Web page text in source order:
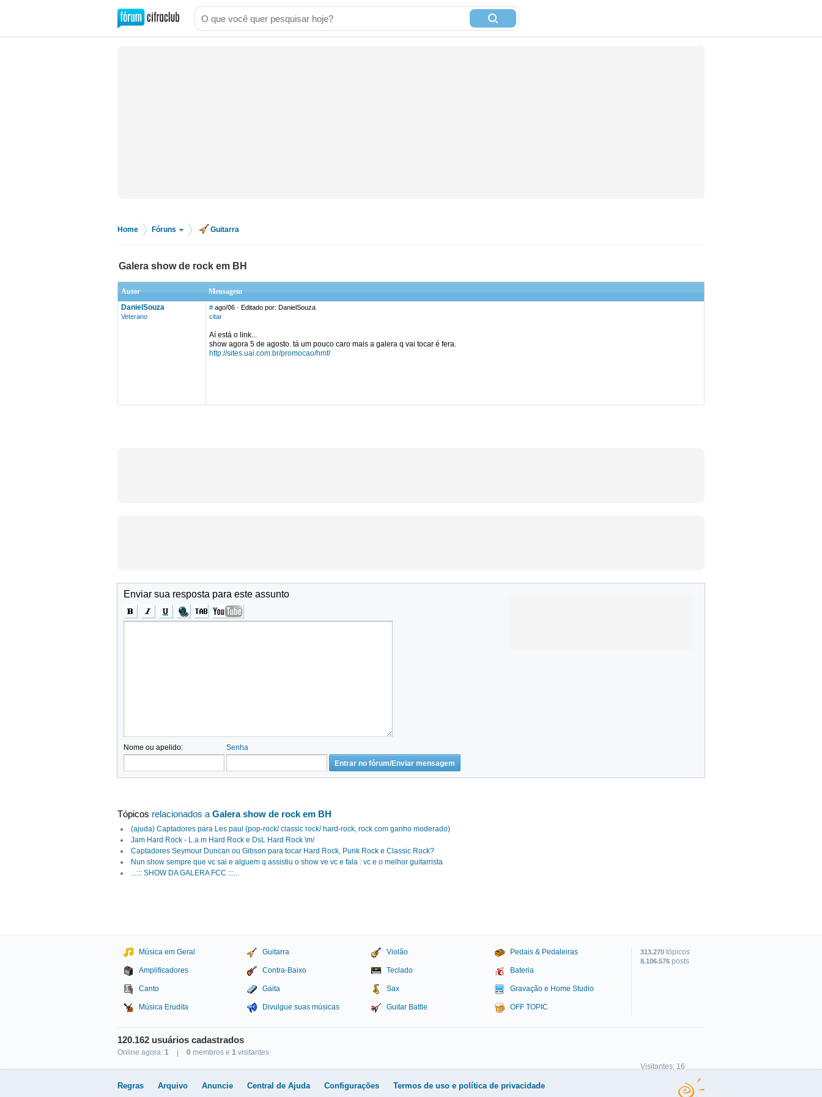
Home Fóruns Guitarra
Galera show de rock em BH
Autor
Mensagem
DanielSouza
Veterano
# ago/06 · Editado por: DanielSouza
citar
Aí está o link...
show agora 5 de agosto. tá um pouco caro mais a galera q vai tocar é fera.
http://sites.uai.com.br/promocao/hmf/
Enviar sua resposta para este assunto
Nome ou apelido: Senha
Tópicos relacionados a Galera show de rock em BH
(ajuda) Captadores para Les paul (pop-rock/ classic rock/ hard-rock, rock com ganho moderado)
Jam Hard Rock - L.a.m Hard Rock e DsL Hard Rock \m/
Captadores Seymour Duncan ou Gibson para tocar Hard Rock, Punk Rock e Classic Rock?
Nun show sempre que vc sai e alguem q assistiu o show ve vc e fala : vc e o melhor guitarrista
...::: SHOW DA GALERA FCC :::...
Música em Geral Guitarra Violão Pedais & Pedaleiras
Amplificadores Contra-Baixo Teclado Bateria
Canto Gaita Sax Gravação e Home Studio
Música Erudita Divulgue suas músicas Guitar Battle OFF TOPIC
313.270 tópicos
8.106.576 posts
120.162 usuários cadastrados
Online agora: 1 0 membros e 1 visitantes
Visitantes: 16
Regras Arquivo Anuncie Central de Ajuda Configurações Termos de uso e política de privacidade
Studio Sol Comunicação Digital